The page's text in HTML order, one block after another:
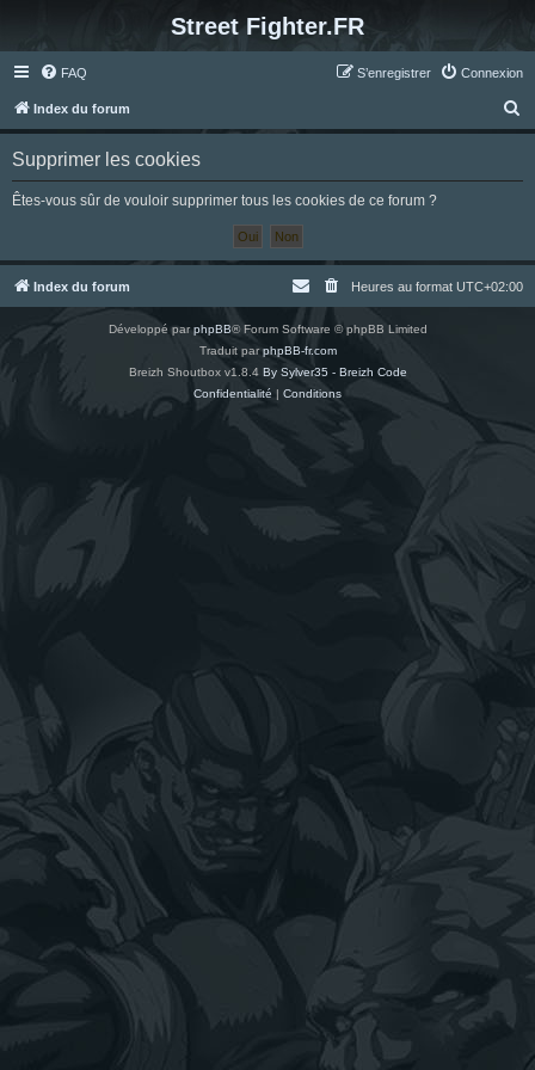
Street Fighter.FR
FAQ Connexion
S’enregistrer
Index du forum
e
h
Supprimer les cookies
Êtes-vous sûr de vouloir supprimer tous les cookies de ce forum ?
Index du forum Heures au format UTC+02:00
Développé parphpBB® Forum Software © phpBB Limited
Traduit parphpBB-fr.com
Breizh Shoutbox v1.8.4 By Sylver35 - Breizh Code
Confidentialité | Conditions